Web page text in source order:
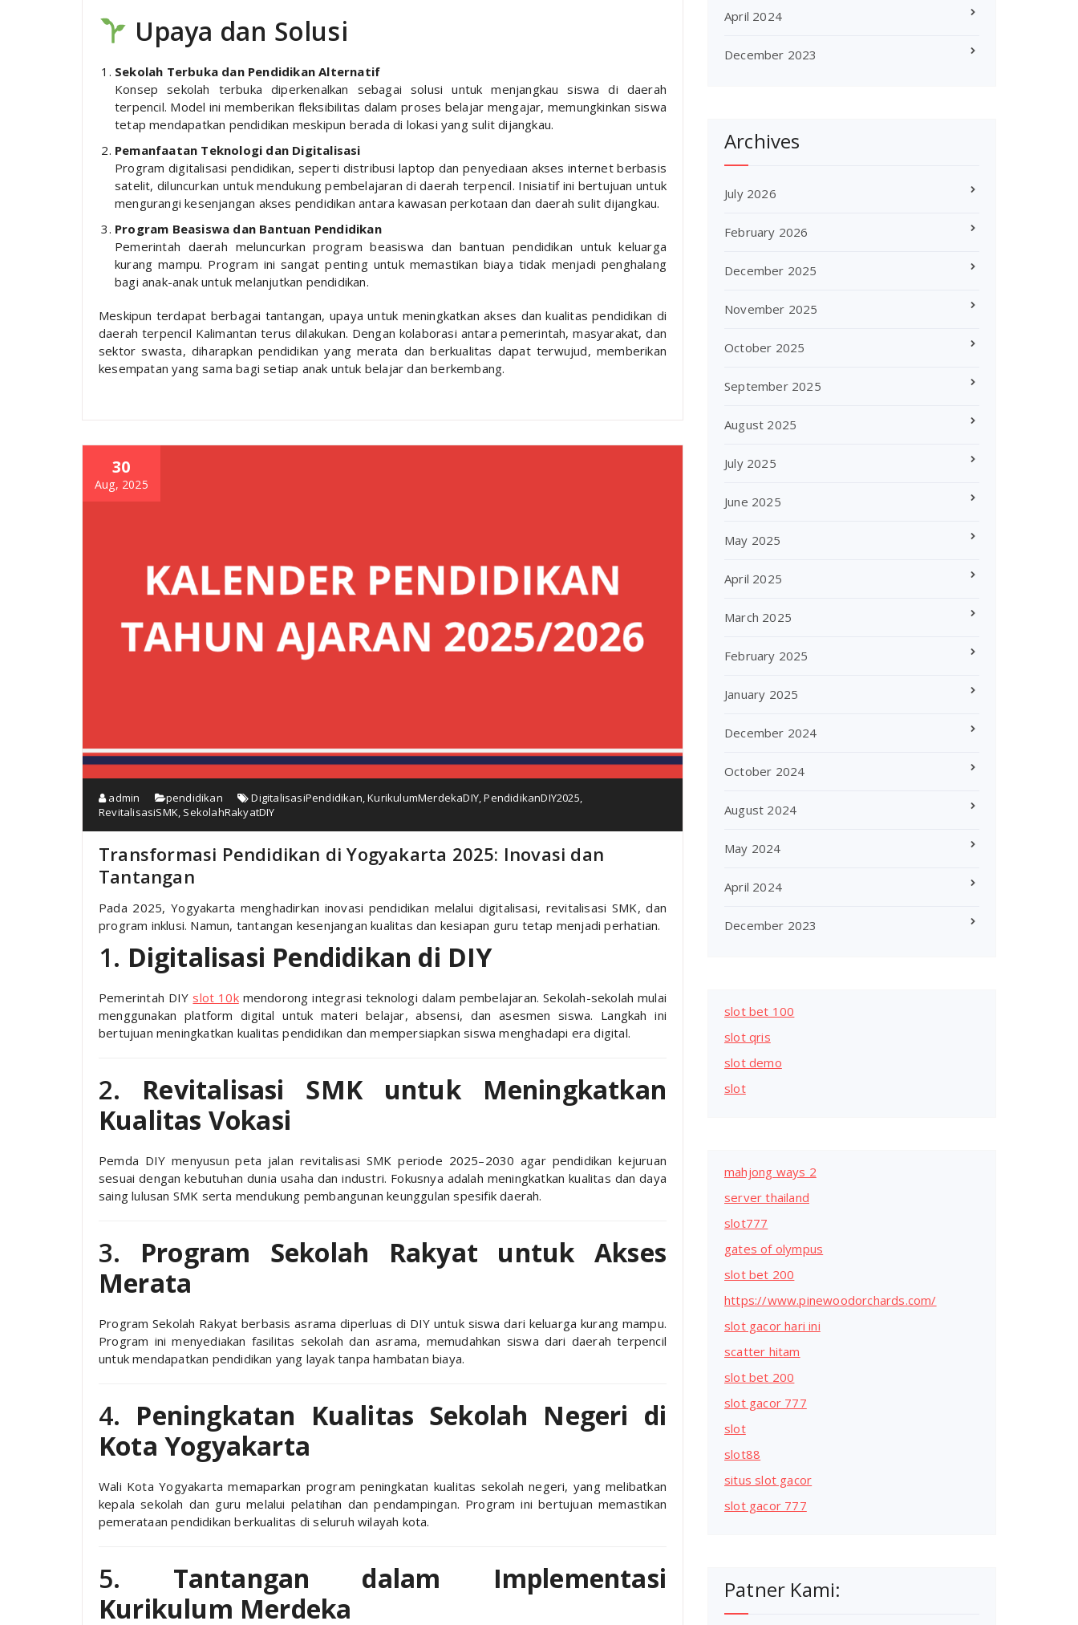
Upaya dan Solusi
Sekolah Terbuka dan Pendidikan Alternatif
Konsep sekolah terbuka diperkenalkan sebagai solusi untuk menjangkau siswa di daerah
terpencil. Model ini memberikan fleksibilitas dalam proses belajar mengajar, memungkinkan siswa
tetap mendapatkan pendidikan meskipun berada di lokasi yang sulit dijangkau.
Pemanfaatan Teknologi dan Digitalisasi
Program digitalisasi pendidikan, seperti distribusi laptop dan penyediaan akses internet berbasis
satelit, diluncurkan untuk mendukung pembelajaran di daerah terpencil. Inisiatif ini bertujuan untuk
mengurangi kesenjangan akses pendidikan antara kawasan perkotaan dan daerah sulit dijangkau.
Program Beasiswa dan Bantuan Pendidikan
Pemerintah daerah meluncurkan program beasiswa dan bantuan pendidikan untuk keluarga
kurang mampu. Program ini sangat penting untuk memastikan biaya tidak menjadi penghalang
bagi anak-anak untuk melanjutkan pendidikan.
Meskipun terdapat berbagai tantangan, upaya untuk meningkatkan akses dan kualitas pendidikan di
daerah terpencil Kalimantan terus dilakukan. Dengan kolaborasi antara pemerintah, masyarakat, dan
sektor swasta, diharapkan pendidikan yang merata dan berkualitas dapat terwujud, memberikan
kesempatan yang sama bagi setiap anak untuk belajar dan berkembang.
30
Aug, 2025
admin pendidikan DigitalisasiPendidikan,KurikulumMerdekaDIY,PendidikanDIY2025,
RevitalisasiSMK, SekolahRakyatDIY
Transformasi Pendidikan di Yogyakarta 2025: Inovasi dan
Tantangan
Pada 2025, Yogyakarta menghadirkan inovasi pendidikan melalui digitalisasi, revitalisasi SMK, dan
program inklusi. Namun, tantangan kesenjangan kualitas dan kesiapan guru tetap menjadi perhatian.
1. Digitalisasi Pendidikan di DIY
Pemerintah DIY slot 10kmendorong integrasi teknologi dalam pembelajaran. Sekolah-sekolah mulai
menggunakan platform digital untuk materi belajar, absensi, dan asesmen siswa. Langkah ini
bertujuan meningkatkan kualitas pendidikan dan mempersiapkan siswa menghadapi era digital.
2. Revitalisasi SMK untuk Meningkatkan
Kualitas Vokasi
Pemda DIY menyusun peta jalan revitalisasi SMK periode 2025–2030 agar pendidikan kejuruan
sesuai dengan kebutuhan dunia usaha dan industri. Fokusnya adalah meningkatkan kualitas dan daya
saing lulusan SMK serta mendukung pembangunan keunggulan spesifik daerah.
3. Program Sekolah Rakyat untuk Akses
Merata
Program Sekolah Rakyat berbasis asrama diperluas di DIY untuk siswa dari keluarga kurang mampu.
Program ini menyediakan fasilitas sekolah dan asrama, memudahkan siswa dari daerah terpencil
untuk mendapatkan pendidikan yang layak tanpa hambatan biaya.
4. Peningkatan Kualitas Sekolah Negeri di
Kota Yogyakarta
Wali Kota Yogyakarta memaparkan program peningkatan kualitas sekolah negeri, yang melibatkan
kepala sekolah dan guru melalui pelatihan dan pendampingan. Program ini bertujuan memastikan
pemerataan pendidikan berkualitas di seluruh wilayah kota.
5. Tantangan dalam Implementasi
Kurikulum Merdeka
April 2024
December 2023
Archives
July 2026
February 2026
December 2025
November 2025
October 2025
September 2025
August 2025
July 2025
June 2025
May 2025
April 2025
March 2025
February 2025
January 2025
December 2024
October 2024
August 2024
May 2024
April 2024
December 2023
slot bet 100
slot qris
slot demo
slot
mahjong ways 2
server thailand
slot777
gates of olympus
slot bet 200
https://www.pinewoodorchards.com/
slot gacor hari ini
scatter hitam
slot bet 200
slot gacor 777
slot
slot88
situs slot gacor
slot gacor 777
Patner Kami: